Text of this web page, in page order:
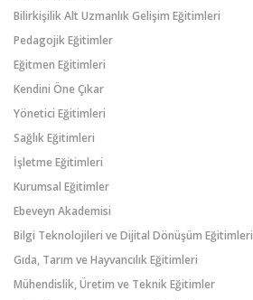
Bilirkişilik Alt Uzmanlık Gelişim Eğitimleri
Pedagojik Eğitimler
Eğitmen Eğitimleri
Kendini Öne Çıkar
Yönetici Eğitimleri
Sağlık Eğitimleri
İşletme Eğitimleri
Kurumsal Eğitimler
Ebeveyn Akademisi
Bilgi Teknolojileri ve Dijital Dönüşüm Eğitimleri
Gıda, Tarım ve Hayvancılık Eğitimleri
Mühendislik, Üretim ve Teknik Eğitimler